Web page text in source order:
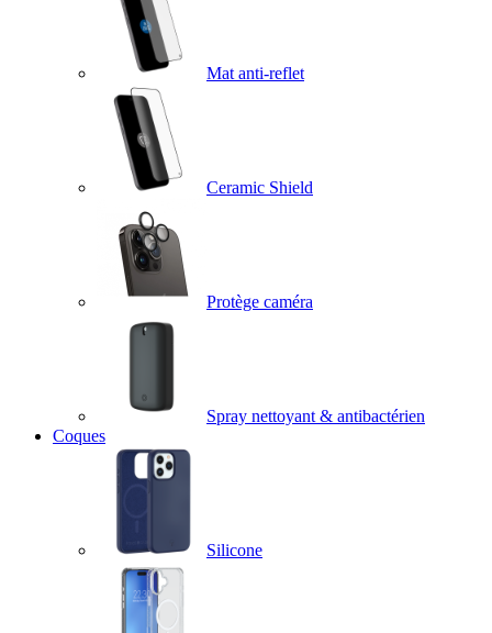
Mat anti-reflet
Ceramic Shield
Protège caméra
Spray nettoyant & antibactérien
Coques
Silicone